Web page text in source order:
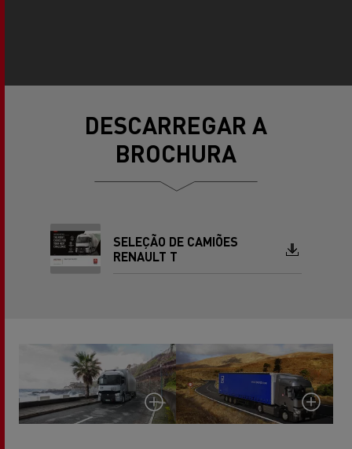
DESCARREGAR A
BROCHURA
SELEÇÃO DE CAMIÕES
RENAULT T
Document